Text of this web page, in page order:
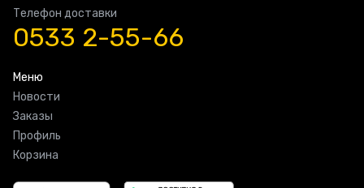
Телефон доставки
0533 2-55-66
Меню
Новости
Заказы
Профиль
Корзина